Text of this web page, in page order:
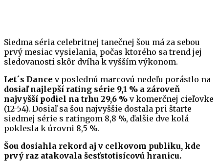
Siedma séria celebritnej tanečnej šou má za sebou
prvý mesiac vysielania, počas ktorého sa trend jej
sledovanosti skôr dvíha k vyšším výkonom.
Let´s Dance v poslednú marcovú nedeľu porástlo na
dosiaľ najlepší rating série 9,1 % a zároveň
najvyšší podiel na trhu 29,6 % v komerčnej cieľovke
(12-54). Dosiaľ sa šou najvyššie dostala pri štarte
siedmej série s ratingom 8,8 %, ďalšie dve kolá
poklesla k úrovni 8,5 %.
Šou dosiahla rekord aj v celkovom publiku, kde
prvý raz atakovala šesťstotisícovú hranicu.